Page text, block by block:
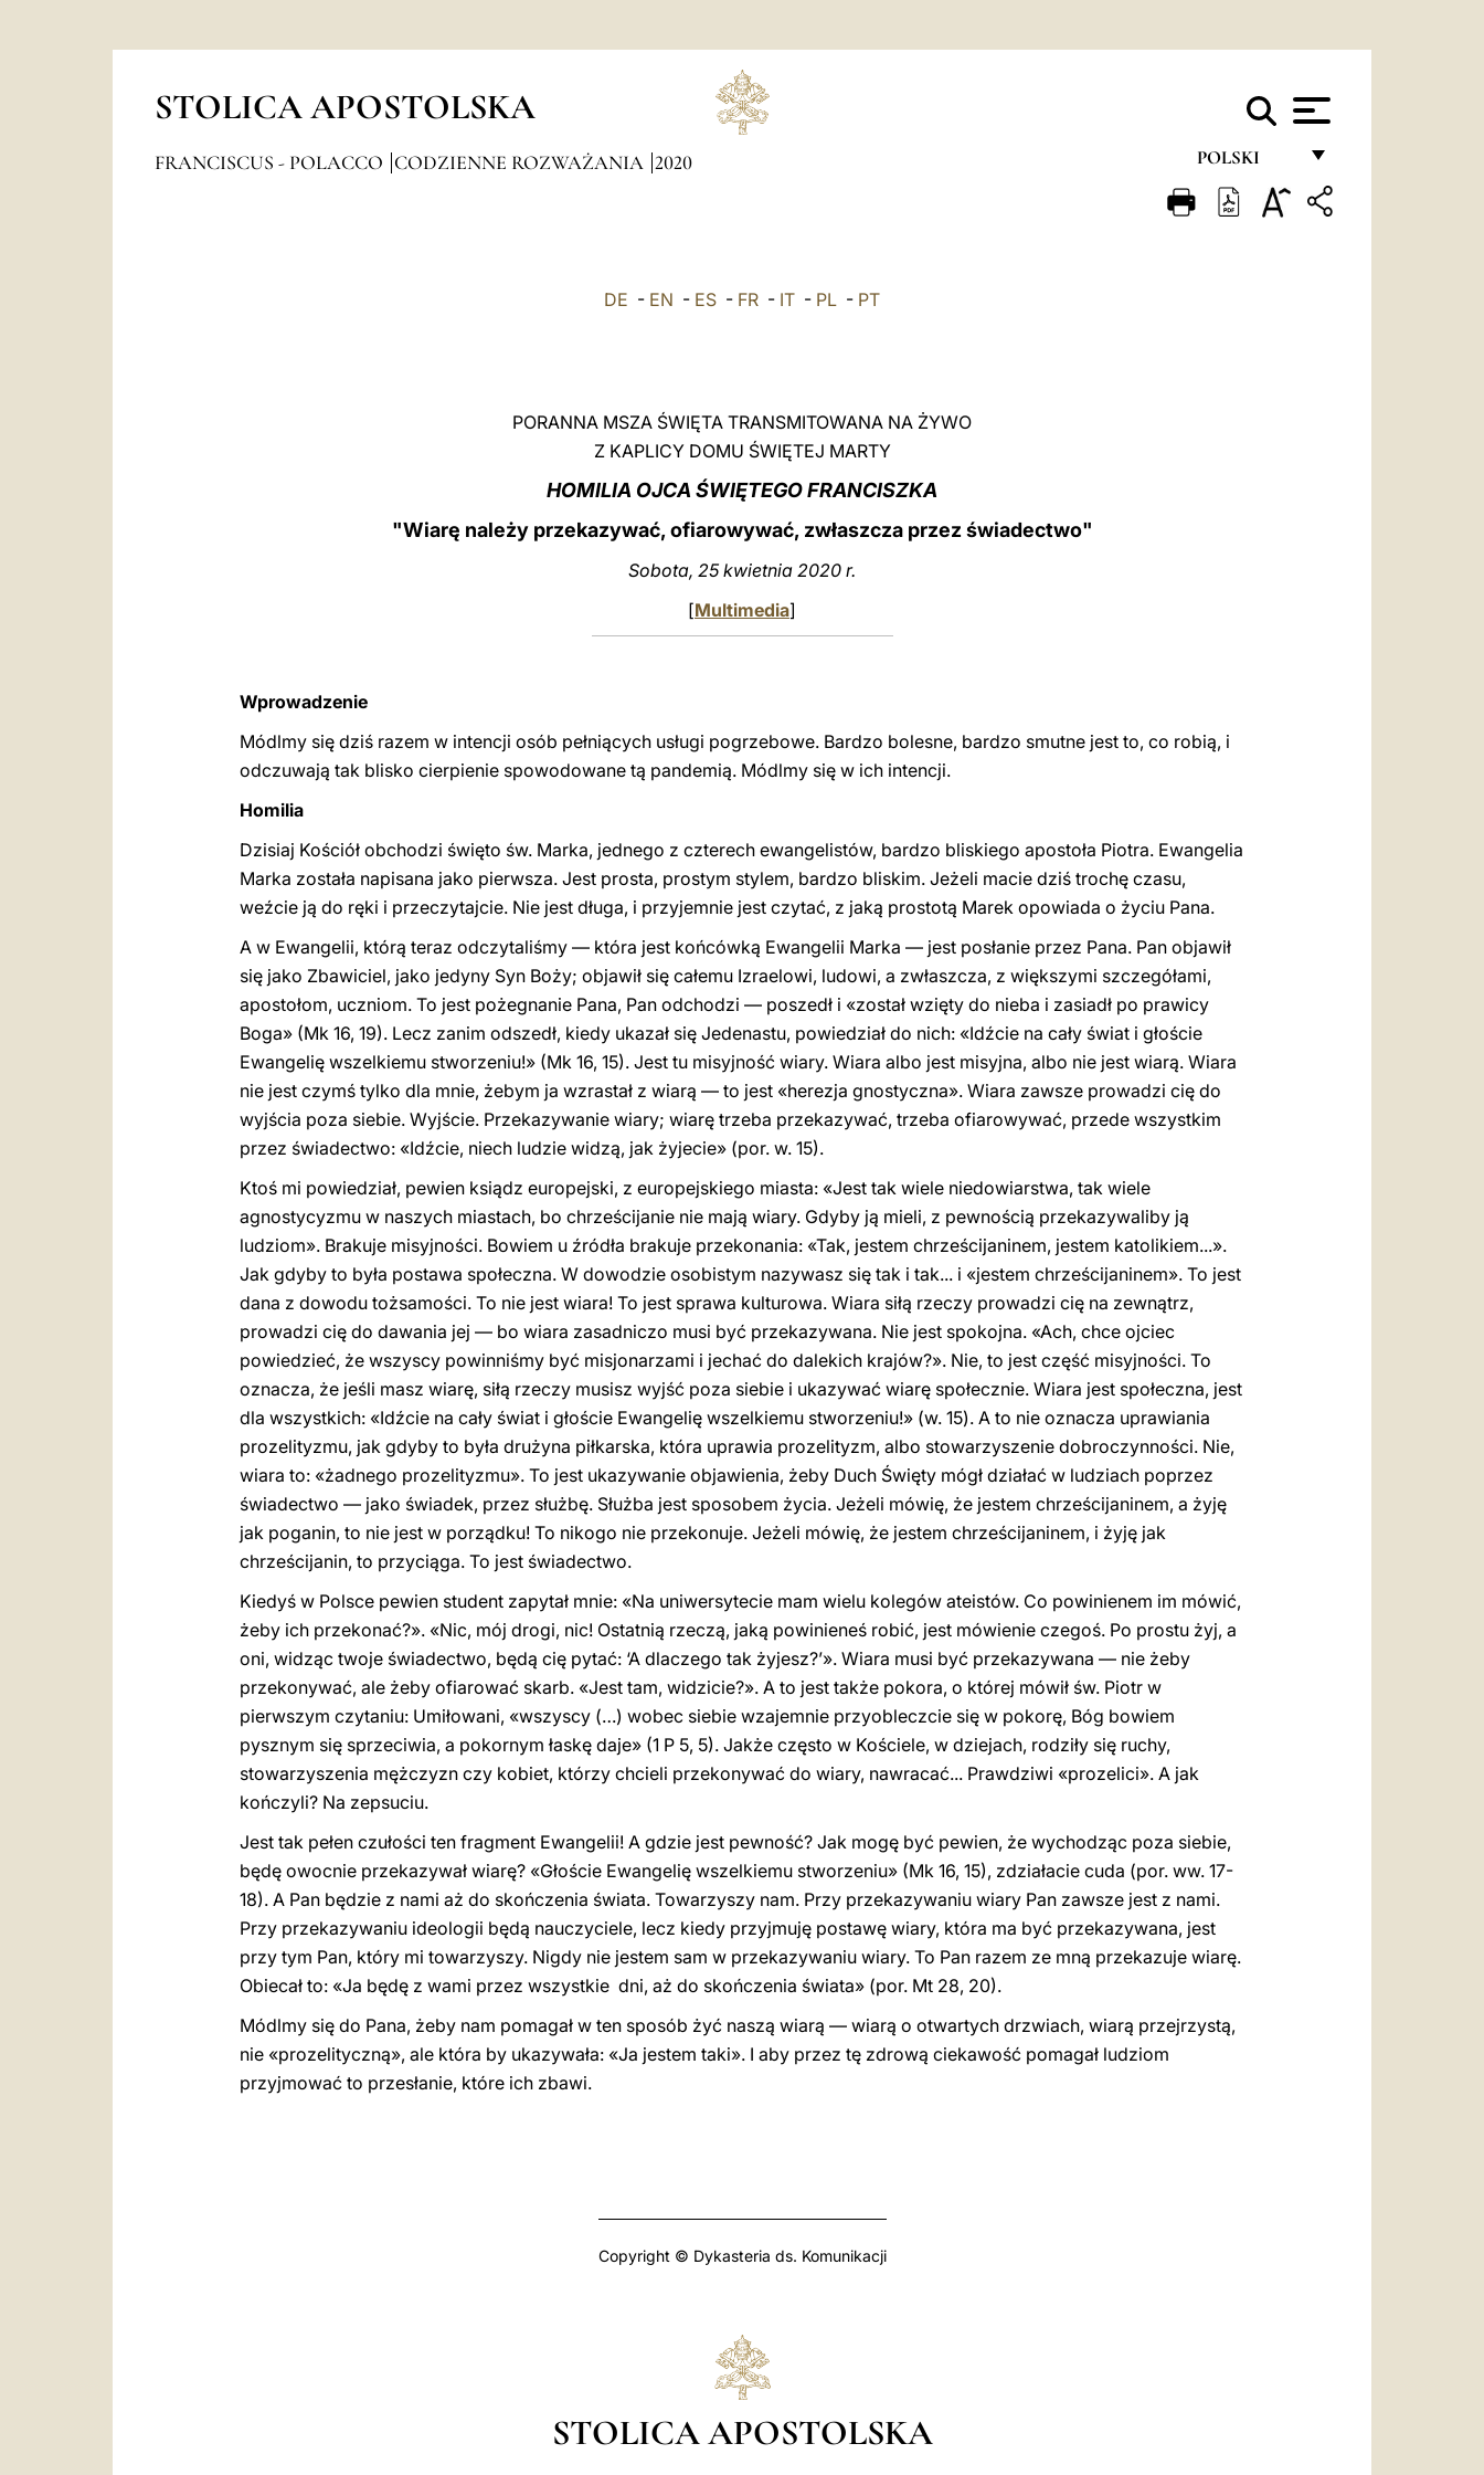
STOLICA APOSTOLSKA
POLSKI
FRANÇAIS
FRANCISCUS - POLACCO CODZIENNE ROZWAŻANIA 2020
DE - EN - ES - FR - IT - PL - PT
PORANNA MSZA ŚWIĘTA TRANSMITOWANA NA ŻYWO
Z KAPLICY DOMU ŚWIĘTEJ MARTY
HOMILIA OJCA ŚWIĘTEGO FRANCISZKA
"Wiarę należy przekazywać, ofiarowywać, zwłaszcza przez świadectwo"
Sobota, 25 kwietnia 2020 r.
[Multimedia]
Wprowadzenie
Módlmy się dziś razem w intencji osób pełniących usługi pogrzebowe. Bardzo bolesne, bardzo smutne jest to, co robią, i
odczuwają tak blisko cierpienie spowodowane tą pandemią. Módlmy się w ich intencji.
Homilia
Dzisiaj Kościół obchodzi święto św. Marka, jednego z czterech ewangelistów, bardzo bliskiego apostoła Piotra. Ewangelia
Marka została napisana jako pierwsza. Jest prosta, prostym stylem, bardzo bliskim. Jeżeli macie dziś trochę czasu,
weźcie ją do ręki i przeczytajcie. Nie jest długa, i przyjemnie jest czytać, z jaką prostotą Marek opowiada o życiu Pana.
A w Ewangelii, którą teraz odczytaliśmy — która jest końcówką Ewangelii Marka — jest posłanie przez Pana. Pan objawił
się jako Zbawiciel, jako jedyny Syn Boży; objawił się całemu Izraelowi, ludowi, a zwłaszcza, z większymi szczegółami,
apostołom, uczniom. To jest pożegnanie Pana, Pan odchodzi — poszedł i «został wzięty do nieba i zasiadł po prawicy
Boga» (Mk 16, 19). Lecz zanim odszedł, kiedy ukazał się Jedenastu, powiedział do nich: «Idźcie na cały świat i głoście
Ewangelię wszelkiemu stworzeniu!» (Mk 16, 15). Jest tu misyjność wiary. Wiara albo jest misyjna, albo nie jest wiarą. Wiara
nie jest czymś tylko dla mnie, żebym ja wzrastał z wiarą — to jest «herezja gnostyczna». Wiara zawsze prowadzi cię do
wyjścia poza siebie. Wyjście. Przekazywanie wiary; wiarę trzeba przekazywać, trzeba ofiarowywać, przede wszystkim
przez świadectwo: «Idźcie, niech ludzie widzą, jak żyjecie» (por. w. 15).
Ktoś mi powiedział, pewien ksiądz europejski, z europejskiego miasta: «Jest tak wiele niedowiarstwa, tak wiele
agnostycyzmu w naszych miastach, bo chrześcijanie nie mają wiary. Gdyby ją mieli, z pewnością przekazywaliby ją
ludziom». Brakuje misyjności. Bowiem u źródła brakuje przekonania: «Tak, jestem chrześcijaninem, jestem katolikiem...».
Jak gdyby to była postawa społeczna. W dowodzie osobistym nazywasz się tak i tak... i «jestem chrześcijaninem». To jest
dana z dowodu tożsamości. To nie jest wiara! To jest sprawa kulturowa. Wiara siłą rzeczy prowadzi cię na zewnątrz,
prowadzi cię do dawania jej — bo wiara zasadniczo musi być przekazywana. Nie jest spokojna. «Ach, chce ojciec
powiedzieć, że wszyscy powinniśmy być misjonarzami i jechać do dalekich krajów?». Nie, to jest część misyjności. To
oznacza, że jeśli masz wiarę, siłą rzeczy musisz wyjść poza siebie i ukazywać wiarę społecznie. Wiara jest społeczna, jest
dla wszystkich: «Idźcie na cały świat i głoście Ewangelię wszelkiemu stworzeniu!» (w. 15). A to nie oznacza uprawiania
prozelityzmu, jak gdyby to była drużyna piłkarska, która uprawia prozelityzm, albo stowarzyszenie dobroczynności. Nie,
wiara to: «żadnego prozelityzmu». To jest ukazywanie objawienia, żeby Duch Święty mógł działać w ludziach poprzez
świadectwo — jako świadek, przez służbę. Służba jest sposobem życia. Jeżeli mówię, że jestem chrześcijaninem, a żyję
jak poganin, to nie jest w porządku! To nikogo nie przekonuje. Jeżeli mówię, że jestem chrześcijaninem, i żyję jak
chrześcijanin, to przyciąga. To jest świadectwo.
Kiedyś w Polsce pewien student zapytał mnie: «Na uniwersytecie mam wielu kolegów ateistów. Co powinienem im mówić,
żeby ich przekonać?». «Nic, mój drogi, nic! Ostatnią rzeczą, jaką powinieneś robić, jest mówienie czegoś. Po prostu żyj, a
oni, widząc twoje świadectwo, będą cię pytać: ‘A dlaczego tak żyjesz?’». Wiara musi być przekazywana — nie żeby
przekonywać, ale żeby ofiarować skarb. «Jest tam, widzicie?». A to jest także pokora, o której mówił św. Piotr w
pierwszym czytaniu: Umiłowani, «wszyscy (…) wobec siebie wzajemnie przyobleczcie się w pokorę, Bóg bowiem
pysznym się sprzeciwia, a pokornym łaskę daje» (1 P 5, 5). Jakże często w Kościele, w dziejach, rodziły się ruchy,
stowarzyszenia mężczyzn czy kobiet, którzy chcieli przekonywać do wiary, nawracać... Prawdziwi «prozelici». A jak
kończyli? Na zepsuciu.
Jest tak pełen czułości ten fragment Ewangelii! A gdzie jest pewność? Jak mogę być pewien, że wychodząc poza siebie,
będę owocnie przekazywał wiarę? «Głoście Ewangelię wszelkiemu stworzeniu» (Mk 16, 15), zdziałacie cuda (por. ww. 17-
18). A Pan będzie z nami aż do skończenia świata. Towarzyszy nam. Przy przekazywaniu wiary Pan zawsze jest z nami.
Przy przekazywaniu ideologii będą nauczyciele, lecz kiedy przyjmuję postawę wiary, która ma być przekazywana, jest
przy tym Pan, który mi towarzyszy. Nigdy nie jestem sam w przekazywaniu wiary. To Pan razem ze mną przekazuje wiarę.
Obiecał to: «Ja będę z wami przez wszystkie dni, aż do skończenia świata» (por. Mt 28, 20).
Módlmy się do Pana, żeby nam pomagał w ten sposób żyć naszą wiarą — wiarą o otwartych drzwiach, wiarą przejrzystą,
nie «prozelityczną», ale która by ukazywała: «Ja jestem taki». I aby przez tę zdrową ciekawość pomagał ludziom
przyjmować to przesłanie, które ich zbawi.
Copyright © Dykasteria ds. Komunikacji
STOLICA APOSTOLSKA